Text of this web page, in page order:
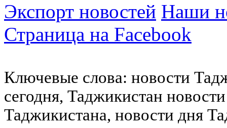
Экспорт новостей Наши
Страница на Facebook
Ключевые слова: новости
сегодня, Таджикистан
Таджикистана, новости дня